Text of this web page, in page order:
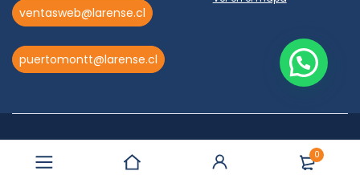
0
ventasweb@larense.cl
puertomontt@larense.cl